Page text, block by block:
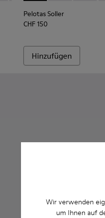
Wir verwenden
um Ihnen auf
Pelotas Soller
CHF 150
Hinzufügen